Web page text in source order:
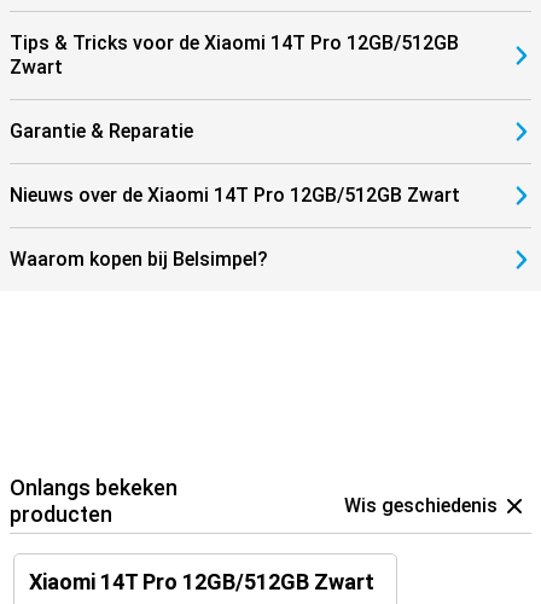
Tips & Tricks voor de Xiaomi 14T Pro 12GB/512GB
Zwart
Garantie & Reparatie
Nieuws over de Xiaomi 14T Pro 12GB/512GB Zwart
Waarom kopen bij Belsimpel?
Onlangs bekeken
producten
Wis geschiedenis
Xiaomi 14T Pro 12GB/512GB Zwart